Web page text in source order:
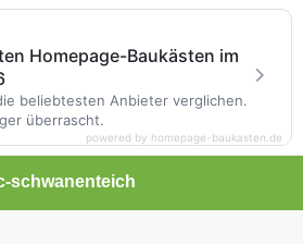
schwanenteich
Homepage-Baukästen im
beliebtesten Anbieter verglichen.
überrascht.
powered by homepage-baukasten.de